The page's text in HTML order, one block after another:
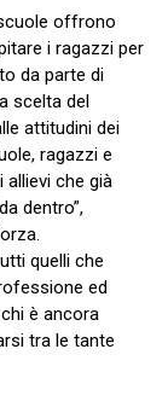
offrono
i ragazzi per
da parte di
scelta del
attitudini dei
ragazzi e
che già
dentro”,
quelli che
ed
è ancora
tra le tante